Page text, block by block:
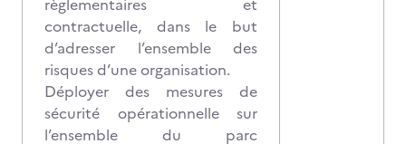
règlementaires et
contractuelle, dans le but
d’adresser l’ensemble des
risques d’une organisation.
Déployer des mesures de
sécurité opérationnelle sur
l’ensemble du parc